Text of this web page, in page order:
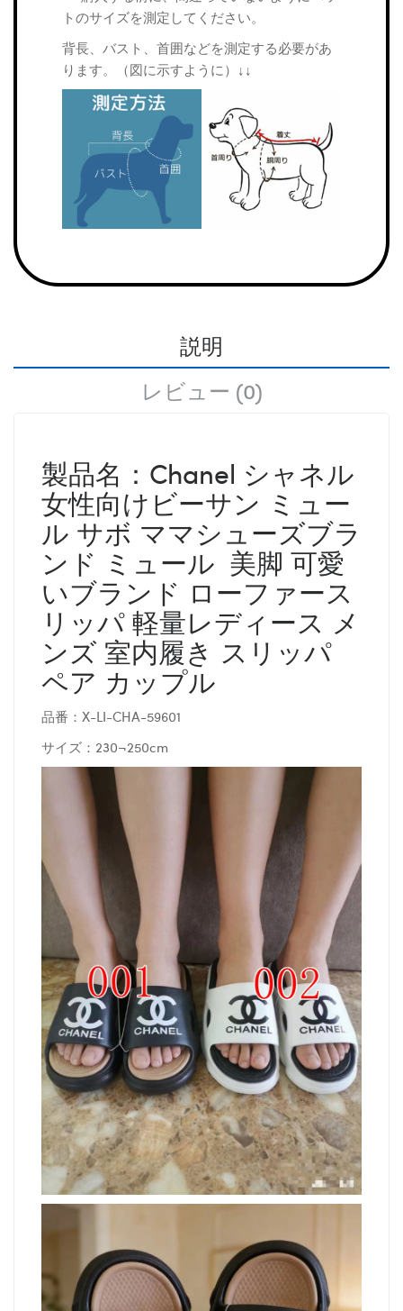
トのサイズを測定してください。
背長、バスト、首囲などを測定する必要があ
ります。（図に示すように）↓↓
説明
レビュー (0)
製品名：Chanel シャネル
女性向けビーサン ミュー
ル サボ ママシューズブラ
ンド ミュール 美脚 可愛
いブランド ローファース
リッパ 軽量レディース メ
ンズ 室内履き スリッパ
ペア カップル
品番：X-LI-CHA-59601
サイズ：230¬250cm